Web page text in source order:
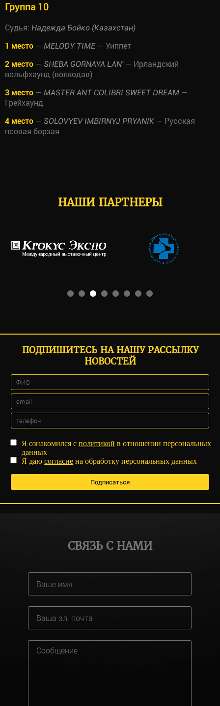
Группа 10
Судья: Надежда Бойко (Казахстан)
1 место — MELODY TIME — Уиппет
2 место — SHEBA GORNAYA LAN'— Ирландский
вольфхаунд (волкодав)
3 место — MASTER ANT COLIBRI SWEET DREAM —
Грейхаунд
4 место — SOLOVYEV IMBIRNYJ PRYANIK — Русская
псовая борзая
НАШИ ПАРТНЕРЫ
ПОДПИШИТЕСЬ НА НАШУ РАССЫЛКУ
НОВОСТЕЙ
Я ознакомился сполитикой в отношении персональных
данных
Я даюсогласие на обработку персональных данных
СВЯЗЬ С НАМИ